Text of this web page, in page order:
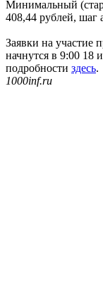
Минимальный
408,44 рублей, шаг
Заявки на участие
начнутся в 9:00 18
подробности здесь.
1000inf.ru